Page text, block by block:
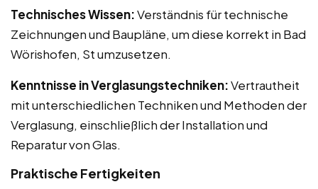
Technisches Wissen:Verständnis für technische
Zeichnungen und Baupläne, um diese korrekt in Bad
Wörishofen, St umzusetzen.
Kenntnisse in Verglasungstechniken:Vertrautheit
mit unterschiedlichen Techniken und Methoden der
Verglasung, einschließlich der Installation und
Reparatur von Glas.
Praktische Fertigkeiten